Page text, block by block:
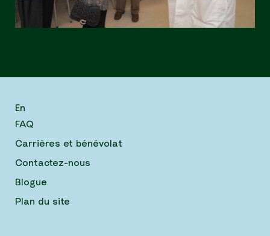
En
FAQ
Carrières et bénévolat
Contactez-nous
Blogue
Plan du site